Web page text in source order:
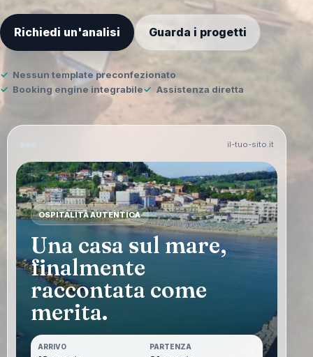
Richiedi un'analisi Guarda i progetti
Nessun template preconfezionato
Booking engine integrabile
Assistenza diretta
il-tuo-sito.it
OSPITALITÀ AUTENTICA
Una casa sul mare,
finalmente
raccontata come
merita.
ARRIVO PARTENZA